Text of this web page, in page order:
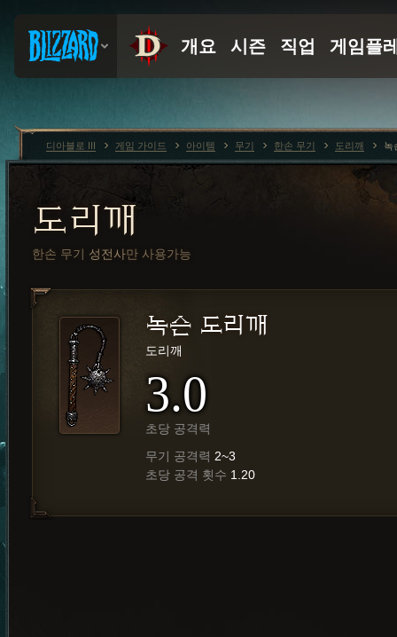
도리깨
한손 무기 성전사만 사용가능
녹슨 도리깨
도리깨
3.0
초당 공격력
무기 공격력 2~3
초당 공격 횟수 1.20
디아블로 III 게임 가이드 아이템 무기 한손 무기 도리깨 녹